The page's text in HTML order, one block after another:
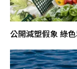
公開減塑假象 綠